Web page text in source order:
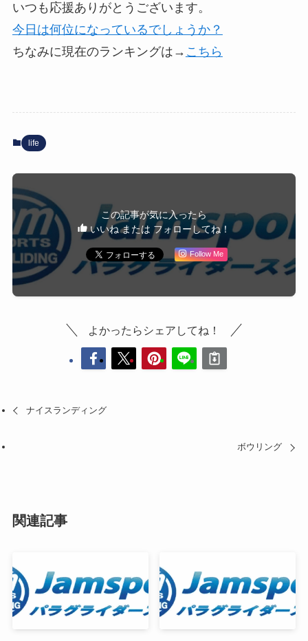
いつも応援ありがとうございます。
今日は何位になっているでしょうか？
ちなみに現在のランキングは→ こちら
life
この記事が気に入ったら
いいね または フォローしてね！
Follow Me
よかったらシェアしてね！
ナイスランディング
ボウリング
関連記事